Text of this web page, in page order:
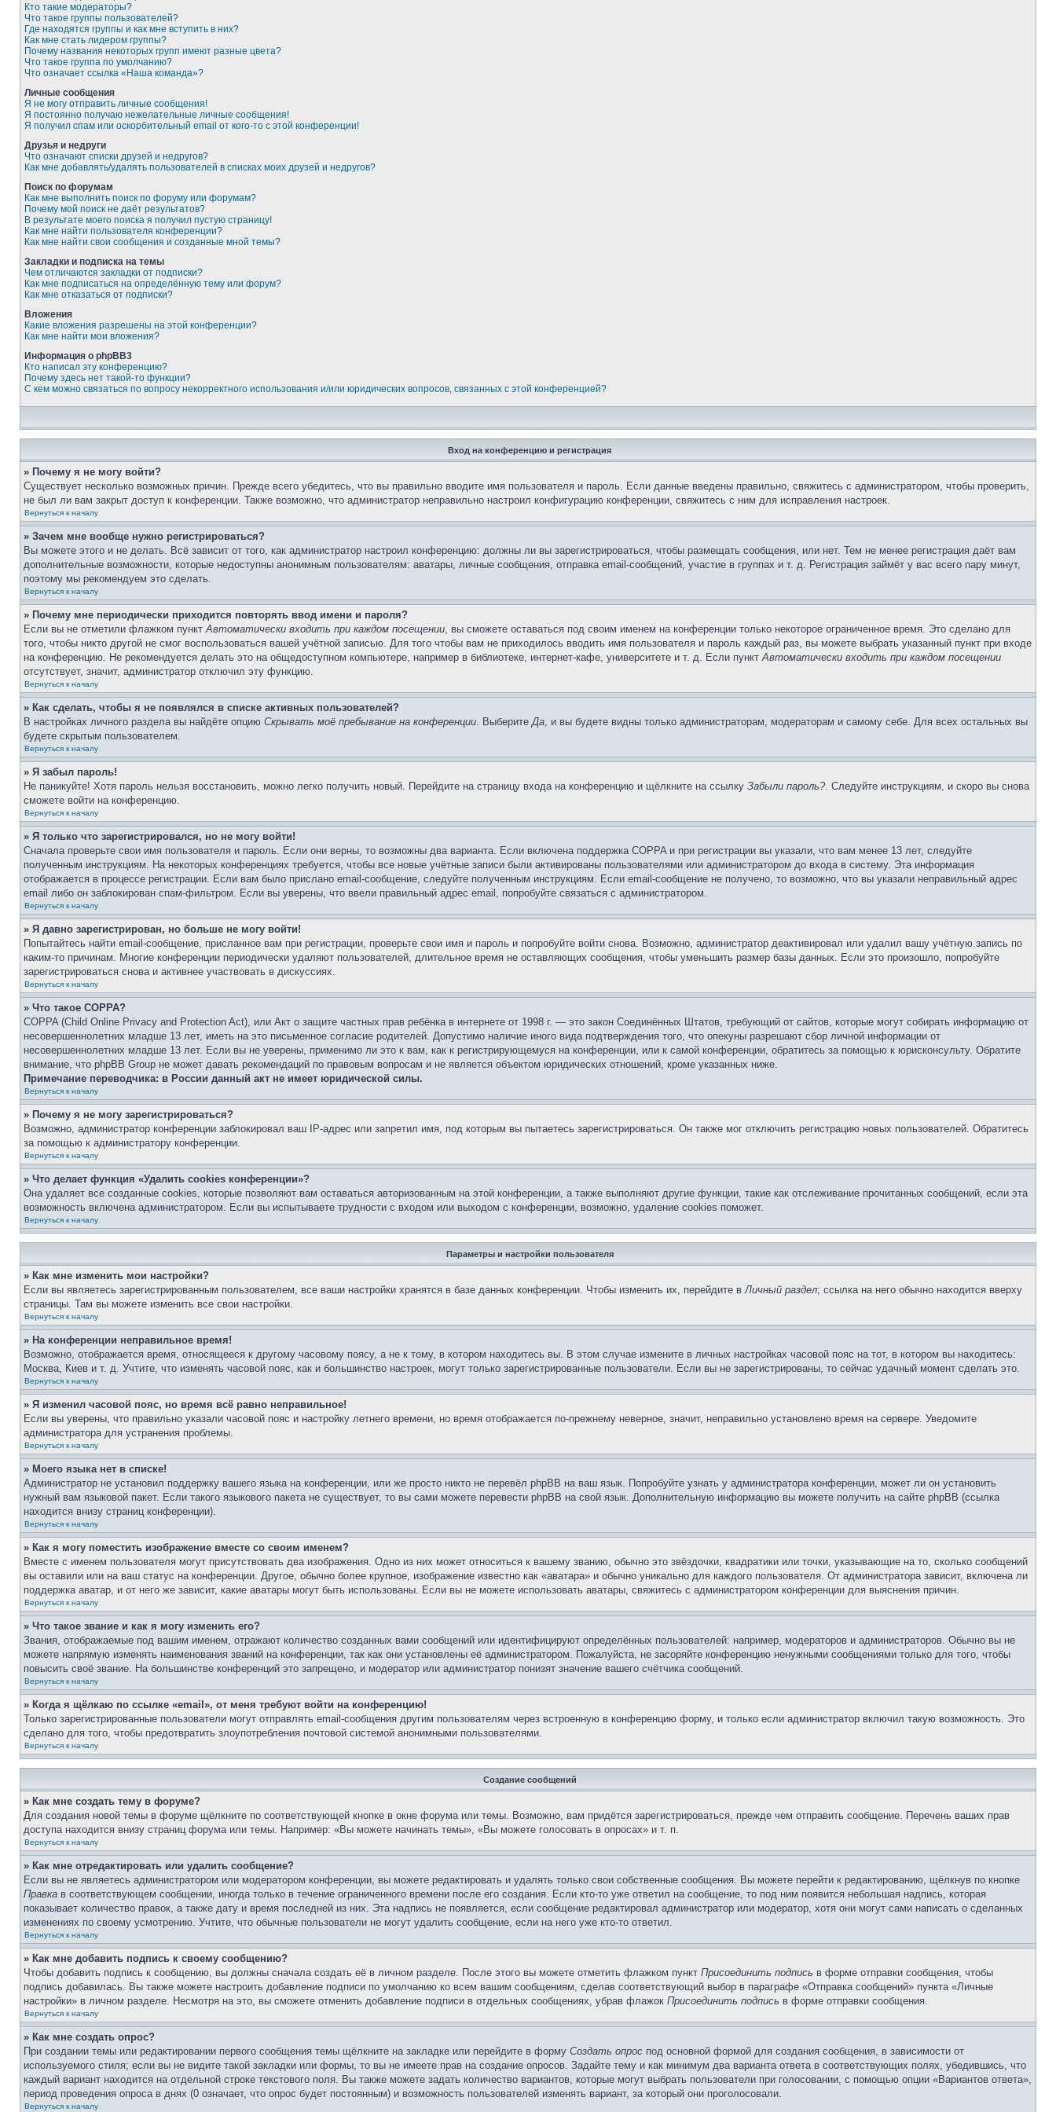
Кто такие модераторы?
Что такое группы пользователей?
Где находятся группы и как мне вступить в них?
Как мне стать лидером группы?
Почему названия некоторых групп имеют разные цвета?
Что такое группа по умолчанию?
Что означает ссылка «Наша команда»?
Личные сообщения
Я не могу отправить личные сообщения!
Я постоянно получаю нежелательные личные сообщения!
Я получил спам или оскорбительный email от кого-то с этой конференции!
Друзья и недруги
Что означают списки друзей и недругов?
Как мне добавлять/удалять пользователей в списках моих друзей и недругов?
Поиск по форумам
Как мне выполнить поиск по форуму или форумам?
Почему мой поиск не даёт результатов?
В результате моего поиска я получил пустую страницу!
Как мне найти пользователя конференции?
Как мне найти свои сообщения и созданные мной темы?
Закладки и подписка на темы
Чем отличаются закладки от подписки?
Как мне подписаться на определённую тему или форум?
Как мне отказаться от подписки?
Вложения
Какие вложения разрешены на этой конференции?
Как мне найти мои вложения?
Информация о phpBB3
Кто написал эту конференцию?
Почему здесь нет такой-то функции?
С кем можно связаться по вопросу некорректного использования и/или юридических вопросов, связанных с этой конференцией?
Вход на конференцию и регистрация
» Почему я не могу войти?
Существует несколько возможных причин. Прежде всего убедитесь, что вы правильно вводите имя пользователя и пароль. Если данные введены правильно, свяжитесь с администратором, чтобы проверить,
не был ли вам закрыт доступ к конференции. Также возможно, что администратор неправильно настроил конфигурацию конференции, свяжитесь с ним для исправления настроек.
Вернуться к началу
» Зачем мне вообще нужно регистрироваться?
Вы можете этого и не делать. Всё зависит от того, как администратор настроил конференцию: должны ли вы зарегистрироваться, чтобы размещать сообщения, или нет. Тем не менее регистрация даёт вам
дополнительные возможности, которые недоступны анонимным пользователям: аватары, личные сообщения, отправка email-сообщений, участие в группах и т. д. Регистрация займёт у вас всего пару минут,
поэтому мы рекомендуем это сделать.
Вернуться к началу
» Почему мне периодически приходится повторять ввод имени и пароля?
Если вы не отметили флажком пунктАвтоматически входить при каждом посещении, вы сможете оставаться под своим именем на конференции только некоторое ограниченное время. Это сделано для
того, чтобы никто другой не смог воспользоваться вашей учётной записью. Для того чтобы вам не приходилось вводить имя пользователя и пароль каждый раз, вы можете выбрать указанный пункт при входе
на конференцию. Не рекомендуется делать это на общедоступном компьютере, например в библиотеке, интернет-кафе, университете и т. д. Если пунктАвтоматически входить при каждом посещении
отсутствует, значит, администратор отключил эту функцию.
Вернуться к началу
» Как сделать, чтобы я не появлялся в списке активных пользователей?
В настройках личного раздела вы найдёте опцию Скрывать моё пребывание на конференции. ВыберитеДа, и вы будете видны только администраторам, модераторам и самому себе. Для всех остальных вы
будете скрытым пользователем.
Вернуться к началу
» Я забыл пароль!
Не паникуйте! Хотя пароль нельзя восстановить, можно легко получить новый. Перейдите на страницу входа на конференцию и щёлкните на ссылку Забыли пароль?. Следуйте инструкциям, и скоро вы снова
сможете войти на конференцию.
Вернуться к началу
» Я только что зарегистрировался, но не могу войти!
Сначала проверьте свои имя пользователя и пароль. Если они верны, то возможны два варианта. Если включена поддержка COPPA и при регистрации вы указали, что вам менее 13 лет, следуйте
полученным инструкциям. На некоторых конференциях требуется, чтобы все новые учётные записи были активированы пользователями или администратором до входа в систему. Эта информация
отображается в процессе регистрации. Если вам было прислано email-сообщение, следуйте полученным инструкциям. Если email-сообщение не получено, то возможно, что вы указали неправильный адрес
email либо он заблокирован спам-фильтром. Если вы уверены, что ввели правильный адрес email, попробуйте связаться с администратором.
Вернуться к началу
» Я давно зарегистрирован, но больше не могу войти!
Попытайтесь найти email-сообщение, присланное вам при регистрации, проверьте свои имя и пароль и попробуйте войти снова. Возможно, администратор деактивировал или удалил вашу учётную запись по
каким-то причинам. Многие конференции периодически удаляют пользователей, длительное время не оставляющих сообщения, чтобы уменьшить размер базы данных. Если это произошло, попробуйте
зарегистрироваться снова и активнее участвовать в дискуссиях.
Вернуться к началу
» Что такое COPPA?
COPPA (Child Online Privacy and Protection Act), или Акт о защите частных прав ребёнка в интернете от 1998 г. — это закон Соединённых Штатов, требующий от сайтов, которые могут собирать информацию от
несовершеннолетних младше 13 лет, иметь на это письменное согласие родителей. Допустимо наличие иного вида подтверждения того, что опекуны разрешают сбор личной информации от
несовершеннолетних младше 13 лет. Если вы не уверены, применимо ли это к вам, как к регистрирующемуся на конференции, или к самой конференции, обратитесь за помощью к юрисконсульту. Обратите
внимание, что phpBB Group не может давать рекомендаций по правовым вопросам и не является объектом юридических отношений, кроме указанных ниже.
Примечание переводчика: в России данный акт не имеет юридической силы.
Вернуться к началу
» Почему я не могу зарегистрироваться?
Возможно, администратор конференции заблокировал ваш IP-адрес или запретил имя, под которым вы пытаетесь зарегистрироваться. Он также мог отключить регистрацию новых пользователей. Обратитесь
за помощью к администратору конференции.
Вернуться к началу
» Что делает функция «Удалить cookies конференции»?
Она удаляет все созданные cookies, которые позволяют вам оставаться авторизованным на этой конференции, а также выполняют другие функции, такие как отслеживание прочитанных сообщений, если эта
возможность включена администратором. Если вы испытываете трудности с входом или выходом с конференции, возможно, удаление cookies поможет.
Вернуться к началу
Параметры и настройки пользователя
» Как мне изменить мои настройки?
Если вы являетесь зарегистрированным пользователем, все ваши настройки хранятся в базе данных конференции. Чтобы изменить их, перейдите вЛичный раздел; ссылка на него обычно находится вверху
страницы. Там вы можете изменить все свои настройки.
Вернуться к началу
» На конференции неправильное время!
Возможно, отображается время, относящееся к другому часовому поясу, а не к тому, в котором находитесь вы. В этом случае измените в личных настройках часовой пояс на тот, в котором вы находитесь:
Москва, Киев и т. д. Учтите, что изменять часовой пояс, как и большинство настроек, могут только зарегистрированные пользователи. Если вы не зарегистрированы, то сейчас удачный момент сделать это.
Вернуться к началу
» Я изменил часовой пояс, но время всё равно неправильное!
Если вы уверены, что правильно указали часовой пояс и настройку летнего времени, но время отображается по-прежнему неверное, значит, неправильно установлено время на сервере. Уведомите
администратора для устранения проблемы.
Вернуться к началу
» Моего языка нет в списке!
Администратор не установил поддержку вашего языка на конференции, или же просто никто не перевёл phpBB на ваш язык. Попробуйте узнать у администратора конференции, может ли он установить
нужный вам языковой пакет. Если такого языкового пакета не существует, то вы сами можете перевести phpBB на свой язык. Дополнительную информацию вы можете получить на сайте phpBB (ссылка
находится внизу страниц конференции).
Вернуться к началу
» Как я могу поместить изображение вместе со своим именем?
Вместе с именем пользователя могут присутствовать два изображения. Одно из них может относиться к вашему званию, обычно это звёздочки, квадратики или точки, указывающие на то, сколько сообщений
вы оставили или на ваш статус на конференции. Другое, обычно более крупное, изображение известно как «аватара» и обычно уникально для каждого пользователя. От администратора зависит, включена ли
поддержка аватар, и от него же зависит, какие аватары могут быть использованы. Если вы не можете использовать аватары, свяжитесь с администратором конференции для выяснения причин.
Вернуться к началу
» Что такое звание и как я могу изменить его?
Звания, отображаемые под вашим именем, отражают количество созданных вами сообщений или идентифицируют определённых пользователей: например, модераторов и администраторов. Обычно вы не
можете напрямую изменять наименования званий на конференции, так как они установлены её администратором. Пожалуйста, не засоряйте конференцию ненужными сообщениями только для того, чтобы
повысить своё звание. На большинстве конференций это запрещено, и модератор или администратор понизят значение вашего счётчика сообщений.
Вернуться к началу
» Когда я щёлкаю по ссылке «email», от меня требуют войти на конференцию!
Только зарегистрированные пользователи могут отправлять email-сообщения другим пользователям через встроенную в конференцию форму, и только если администратор включил такую возможность. Это
сделано для того, чтобы предотвратить злоупотребления почтовой системой анонимными пользователями.
Вернуться к началу
Создание сообщений
» Как мне создать тему в форуме?
Для создания новой темы в форуме щёлкните по соответствующей кнопке в окне форума или темы. Возможно, вам придётся зарегистрироваться, прежде чем отправить сообщение. Перечень ваших прав
доступа находится внизу страниц форума или темы. Например: «Вы можете начинать темы», «Вы можете голосовать в опросах» и т. п.
Вернуться к началу
» Как мне отредактировать или удалить сообщение?
Если вы не являетесь администратором или модератором конференции, вы можете редактировать и удалять только свои собственные сообщения. Вы можете перейти к редактированию, щёлкнув по кнопке
Правка в соответствующем сообщении, иногда только в течение ограниченного времени после его создания. Если кто-то уже ответил на сообщение, то под ним появится небольшая надпись, которая
показывает количество правок, а также дату и время последней из них. Эта надпись не появляется, если сообщение редактировал администратор или модератор, хотя они могут сами написать о сделанных
изменениях по своему усмотрению. Учтите, что обычные пользователи не могут удалить сообщение, если на него уже кто-то ответил.
Вернуться к началу
» Как мне добавить подпись к своему сообщению?
Чтобы добавить подпись к сообщению, вы должны сначала создать её в личном разделе. После этого вы можете отметить флажком пункт Присоединить подпись в форме отправки сообщения, чтобы
подпись добавилась. Вы также можете настроить добавление подписи по умолчанию ко всем вашим сообщениям, сделав соответствующий выбор в параграфе «Отправка сообщений» пункта «Личные
настройки» в личном разделе. Несмотря на это, вы сможете отменить добавление подписи в отдельных сообщениях, убрав флажок Присоединить подпись в форме отправки сообщения.
Вернуться к началу
» Как мне создать опрос?
При создании темы или редактировании первого сообщения темы щёлкните на закладке или перейдите в форму Создать опрос под основной формой для создания сообщения, в зависимости от
используемого стиля; если вы не видите такой закладки или формы, то вы не имеете прав на создание опросов. Задайте тему и как минимум два варианта ответа в соответствующих полях, убедившись, что
каждый вариант находится на отдельной строке текстового поля. Вы также можете задать количество вариантов, которые могут выбрать пользователи при голосовании, с помощью опции «Вариантов ответа»,
период проведения опроса в днях (0 означает, что опрос будет постоянным) и возможность пользователей изменять вариант, за который они проголосовали.
Вернуться к началу